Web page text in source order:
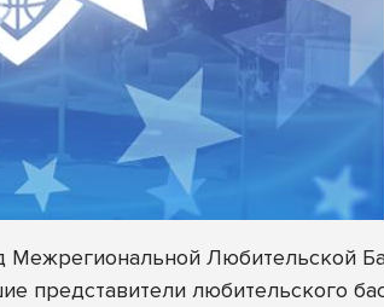
Межрегиональной Любительской
представители любительского